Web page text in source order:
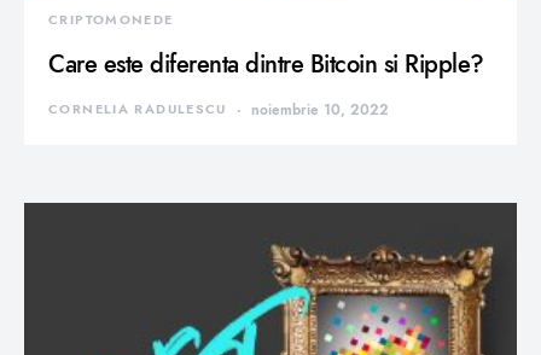
CRIPTOMONEDE
Care este diferenta dintre Bitcoin si Ripple?
CORNELIA RADULESCU noiembrie 10, 2022